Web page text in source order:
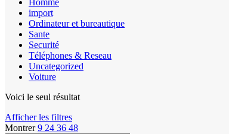
Homme
import
Ordinateur et bureautique
Sante
Securité
Téléphones & Reseau
Uncategorized
Voiture
Voici le seul résultat
Afficher les filtres
Montrer9 24 36 48